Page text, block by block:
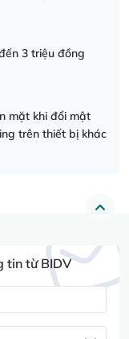
3 triệu đồng
mặt khi đổi mật
trên thiết bị khác
tin từ BIDV